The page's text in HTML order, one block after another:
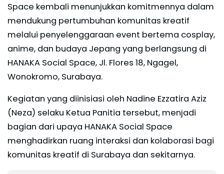
Space kembali menunjukkan komitmennya dalam
mendukung pertumbuhan komunitas kreatif
melalui penyelenggaraan event bertema cosplay,
anime, dan budaya Jepang yang berlangsung di
HANAKA Social Space, Jl. Flores 18, Ngagel,
Wonokromo, Surabaya.
Kegiatan yang diinisiasi oleh Nadine Ezzatira Aziz
(Neza) selaku Ketua Panitia tersebut, menjadi
bagian dari upaya HANAKA Social Space
menghadirkan ruang interaksi dan kolaborasi bagi
komunitas kreatif di Surabaya dan sekitarnya.